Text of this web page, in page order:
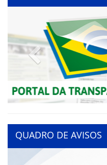
Previous
QUADRO DE AVISOS